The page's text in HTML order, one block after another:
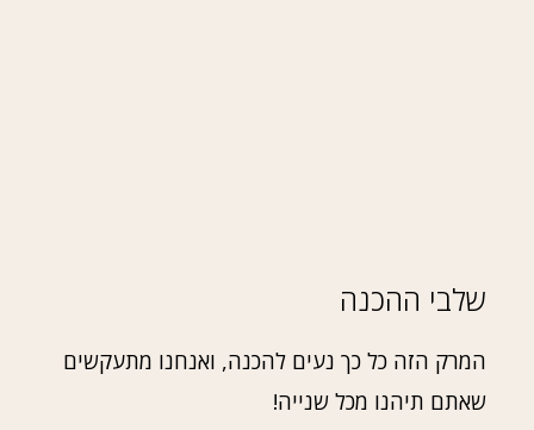
שלבי ההכנה
המרק הזה כל כך נעים להכנה, ואנחנו מתעקשים
שאתם תיהנו מכל שנייה!